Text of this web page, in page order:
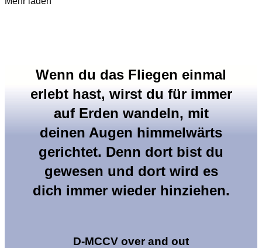
Wenn du das Fliegen einmal
erlebt hast, wirst du für immer
auf Erden wandeln, mit
deinen Augen himmelwärts
gerichtet. Denn dort bist du
gewesen und dort wird es
dich immer wieder hinziehen.
D-MCCV over and out